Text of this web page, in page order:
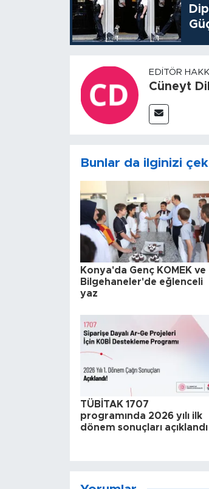
EDITÖR
Cüneyt
Bunlar da ilginizi
Konya'da Genç KOMEK ve
Bilgehaneler'de eğlenceli
yaz
TÜBİTAK 1707
programında 2026 yılı ilk
dönem sonuçları açıklandı